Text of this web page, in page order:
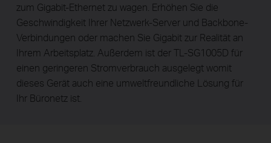
zum Gigabit-Ethernet zu wagen. Erhöhen Sie die
Geschwindigkeit Ihrer Netzwerk-Server und Backbone-
Verbindungen oder machen Sie Gigabit zur Realität an
Ihrem Arbeitsplatz. Außerdem ist der TL-SG1005D für
einen geringeren Stromverbrauch ausgelegt womit
dieses Gerät auch eine umweltfreundliche Lösung für
Ihr Büronetz ist.